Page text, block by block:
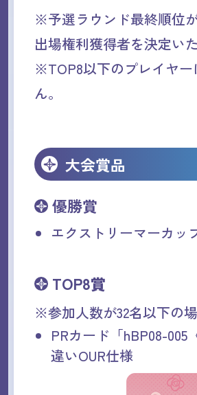
※予選ラウンド最終順位
出場権利獲得者を決定い
※TOP8以下のプレイヤ
ん。
大会賞品
優勝賞
エクストリーマーカッ
TOP8賞
※参加人数が32名以下の
PRカード「hBP08-
違いOUR仕様